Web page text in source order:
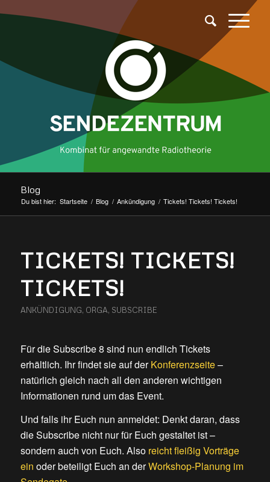
Blog
Du bist hier: Startseite / Blog / Ankündigung / Tickets! Tickets! Tickets!
TICKETS! TICKETS!
TICKETS!
ANKÜNDIGUNG, ORGA, SUBSCRIBE
Für die Subscribe 8 sind nun endlich Tickets
erhältlich. Ihr findet sie auf derKonferenzseite–
natürlich gleich nach all den anderen wichtigen
Informationen rund um das Event.
Und falls ihr Euch nun anmeldet: Denkt daran, dass
die Subscribe nicht nur für Euch gestaltet ist –
sondern auch von Euch. Also reicht fleißig Vorträge
ein oder beteiligt Euch an derWorkshop-Planung im